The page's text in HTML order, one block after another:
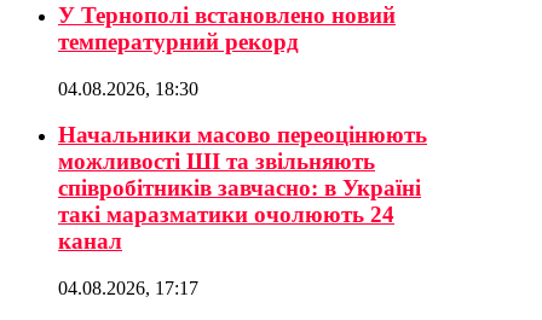
У Тернополі встановлено новий
температурний рекорд
04.08.2026, 18:30
Начальники масово переоцінюють
можливості ШІ та звільняють
співробітників завчасно: в Україні
такі маразматики очолюють 24
канал
04.08.2026, 17:17